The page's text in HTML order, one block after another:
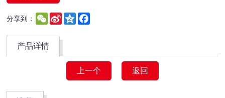
分享到： WeChat
Sina
Weibo
Qzone
产品详情
上一个 返回